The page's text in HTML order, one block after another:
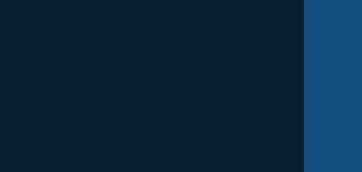
wordt er +/- 6 ons popcormn